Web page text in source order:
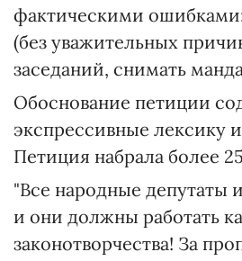
фактическими ошибками:
(без уважительных
заседаний, снимать
Обоснование петиции
экспрессивные лексику
Петиция набрала более
"Все народные депутаты
и они должны работать
законотворчества! За